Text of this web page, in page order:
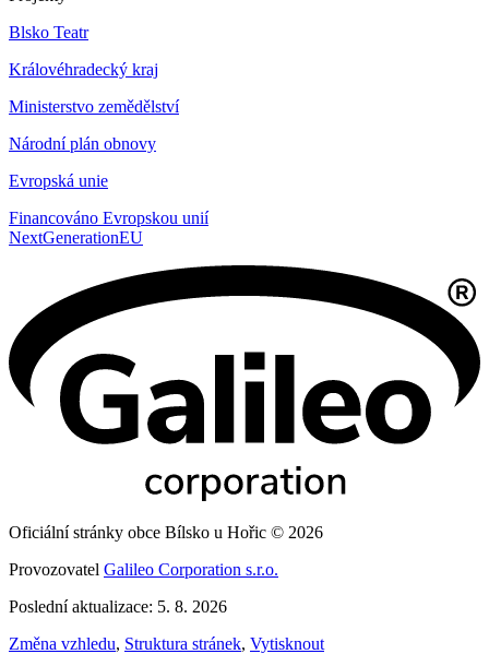
Blsko Teatr
Královéhradecký kraj
Ministerstvo zemědělství
Národní plán obnovy
Evropská unie
Financováno Evropskou unií
NextGenerationEU
Oficiální stránky obce Bílsko u Hořic © 2026
Provozovatel Galileo Corporation s.r.o.
Poslední aktualizace: 5. 8. 2026
Změna vzhledu, Struktura stránek, Vytisknout